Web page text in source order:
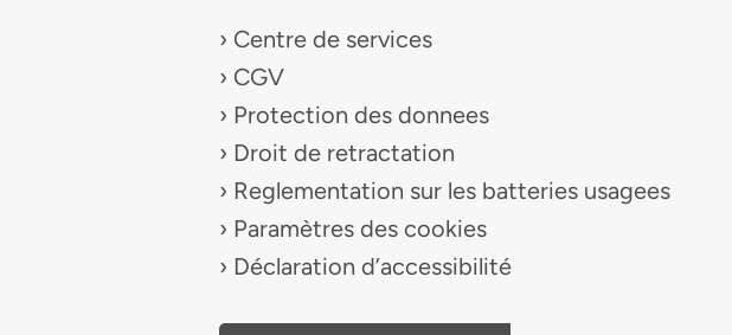
Centre de services
CGV
Protection des donnees
Droit de retractation
Reglementation sur les batteries usagees
Paramètres des cookies
Déclaration d’accessibilité